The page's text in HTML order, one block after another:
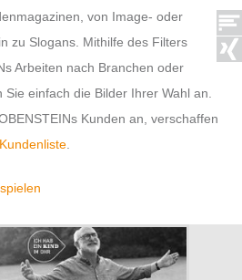
von Image- oder
zu Slogans. Mithilfe des Filters
Arbeiten nach Branchen oder
einfach die Bilder Ihrer Wahl an.
Kunden an, verschaffen
Kundenliste
DIRECT MAILINGS,